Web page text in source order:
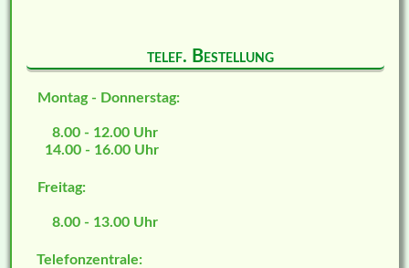
telef. Bestellung
Montag - Donnerstag:
8.00 - 12.00 Uhr
14.00 - 16.00 Uhr
Freitag:
8.00 - 13.00 Uhr
Telefonzentrale: